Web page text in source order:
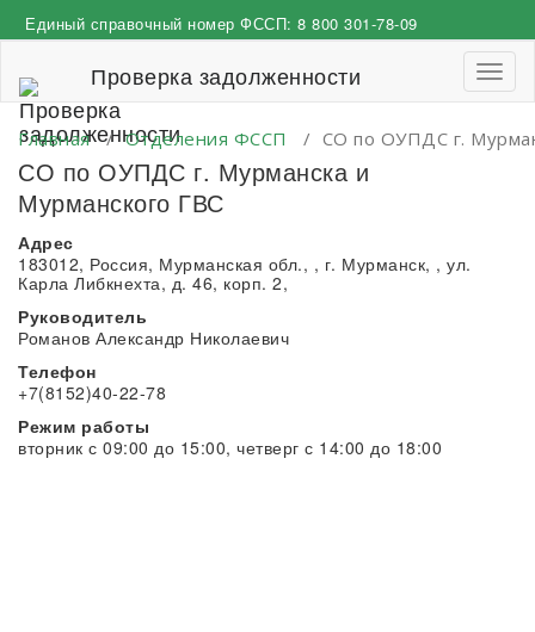
к
Единый справочный номер ФССП: 8 800 301-78-09
Проверка задолженности
Главная/Отделения ФССП / СО по ОУПДС г.
СО по ОУПДС г. Мурманска и
Мурманского ГВС
Адрес
183012, Россия, Мурманская обл., , г. Мурманск, , ул.
Карла Либкнехта, д. 46, корп. 2,
Руководитель
Романов Александр Николаевич
Телефон
+7(8152)40-22-78
Режим работы
вторник с 09:00 до 15:00, четверг с 14:00 до 18:00